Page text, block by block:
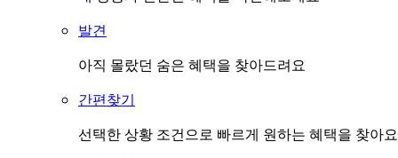
발견
아직 몰랐던 숨은 혜택을 찾아드려요
간편찾기
선택한 상황 조건으로 빠르게 원하는 혜택을 찾아요